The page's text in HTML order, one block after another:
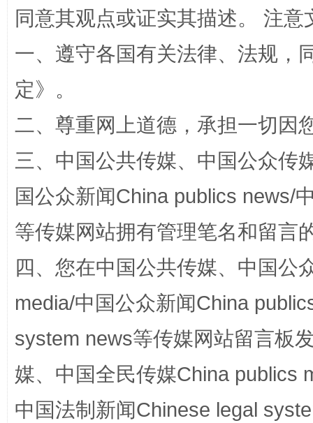
国家大学科技园优化重塑工作
同意其观点或证实其描述。 注
一、遵守各国有关法律、法规，
定》。
二、尊重网上道德，承担一切因
三、中国公共传媒、中国公众传
国公众新闻China publics news/
等传媒网站拥有管理笔名和留言
四、您在中国公共传媒、中国公
media/中国公众新闻China
system news等传媒网站留言板
媒、中国全民传媒China publics
中国法制新闻Chinese legal